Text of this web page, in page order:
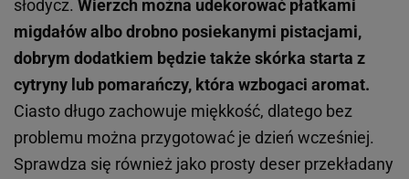
słodycz. Wierzch można udekorować płatkami
migdałów albo drobno posiekanymi pistacjami,
dobrym dodatkiem będzie także skórka starta z
cytryny lub pomarańczy, która wzbogaci aromat.
Ciasto długo zachowuje miękkość, dlatego bez
problemu można przygotować je dzień wcześniej.
Sprawdza się również jako prosty deser przekładany